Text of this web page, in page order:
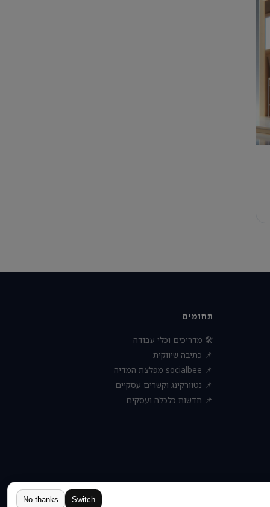
תחומים
🛠 מדריכים וכלי עבודה
📌 כתיבה שיווקית
📌 socialbee מפלצת המדיה
📌 נטוורקינג וקשרים עסקיים
📌 חדשות כלכלה ועסקים
פרטיות אודותיצירת קשר
Switch
No thanks